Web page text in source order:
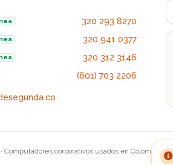
320 293 8270
320 941 0377
320 312 3146
(601) 703 2206
corporativos usados en Colombia